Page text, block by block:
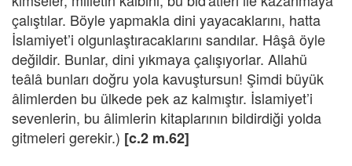
çalıştılar. Böyle yapmakla dini yayacaklarını, hatta
İslamiyet’i olgunlaştıracaklarını sandılar. Hâşâ öyle
değildir. Bunlar, dini yıkmaya çalışıyorlar. Allahü
teâlâ bunları doğru yola kavuştursun! Şimdi büyük
âlimlerden bu ülkede pek az kalmıştır. İslamiyet’i
sevenlerin, bu âlimlerin kitaplarının bildirdiği yolda
gitmeleri gerekir.) [c.2 m.62]